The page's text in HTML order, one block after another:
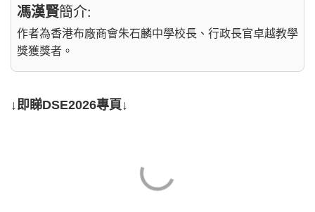
馮漢賢簡介:
作者為香港布廠商會朱石麟中學校長、行政長官卓越教學
獎獲獎者。
↓即睇DSE2026專頁↓